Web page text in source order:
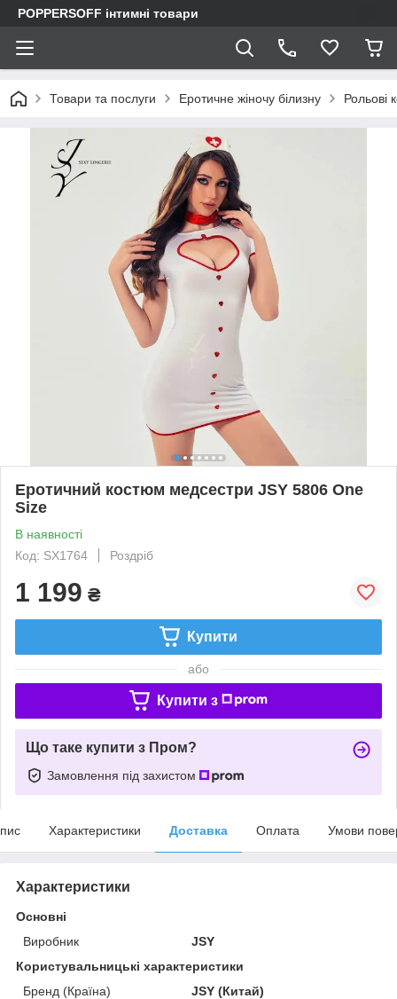
POPPERSOFF інтимні товари
Товари та послуги Еротичне жіночу білизну Рольові
Еротичний костюм медсестри JSY 5806 One
Size
В наявності
Код: SX1764
Роздріб
1 199 ₴
Купити
або
Купити з
Що таке купити з Пром?
Замовлення під захистом
Характеристики Доставка Оплата Умови
Характеристики
Основні
Виробник
JSY
Користувальницькі характеристики
Бренд (Країна)
JSY (Китай)